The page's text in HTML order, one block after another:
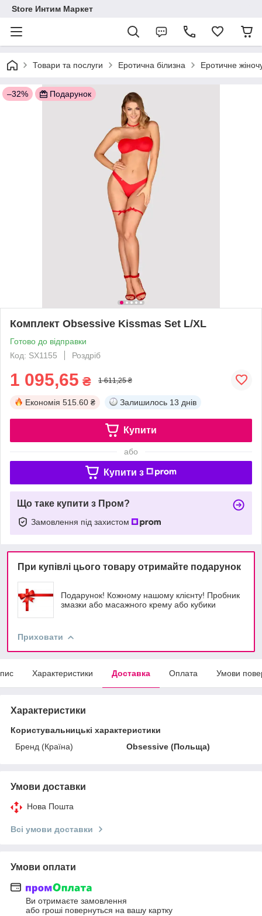
Store Интим Маркет
Товари та послуги Еротична білизна Еротичне
–32% Подарунок
Комплект Obsessive Kissmas Set L/XL
Готово до відправки
Код: SX1155
Роздріб
1 095,65 ₴ 1 611,25 ₴
Економія 515.60 ₴ Залишилось 13 днів
Купити
або
Купити з
Що таке купити з Пром?
Замовлення під захистом
При купівлі цього товару отримайте подарунок
Подарунок! Кожному нашому клієнту! Пробник
змазки або масажного крему або кубики
Приховати
Характеристики Доставка Оплата Умови
Характеристики
Користувальницькі характеристики
Бренд (Країна)
Obsessive (Польща)
Умови доставки
Нова Пошта
Всі умови доставки
Умови оплати
Ви отримаєте замовлення
або гроші повернуться на вашу картку